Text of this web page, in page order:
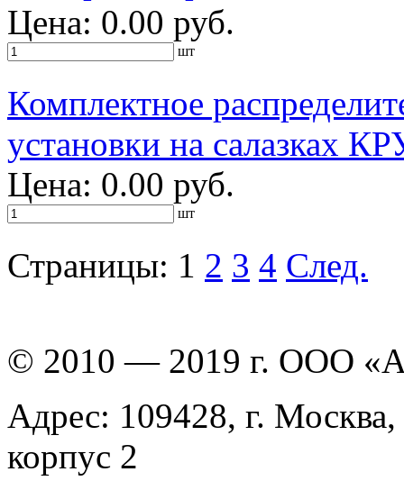
Цена: 0.00 руб.
шт
Комплектное
установки на салазках
Цена: 0.00 руб.
шт
Страницы: 1 2 3 4 След.
© 2010 — 2019 г. ООО
Адрес: 109428, г.
корпус 2